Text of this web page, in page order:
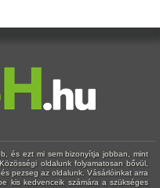
és ezt mi sem bizonyítja jobban, mint
oldalunk folyamatosan bővül,
pezseg az oldalunk. Vásárlóinkat arra
kis kedvenceik számára a szükséges